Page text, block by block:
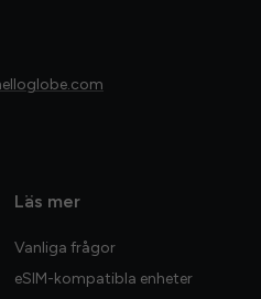
Läs mer
Vanliga frågor
eSIM-kompatibla enheter